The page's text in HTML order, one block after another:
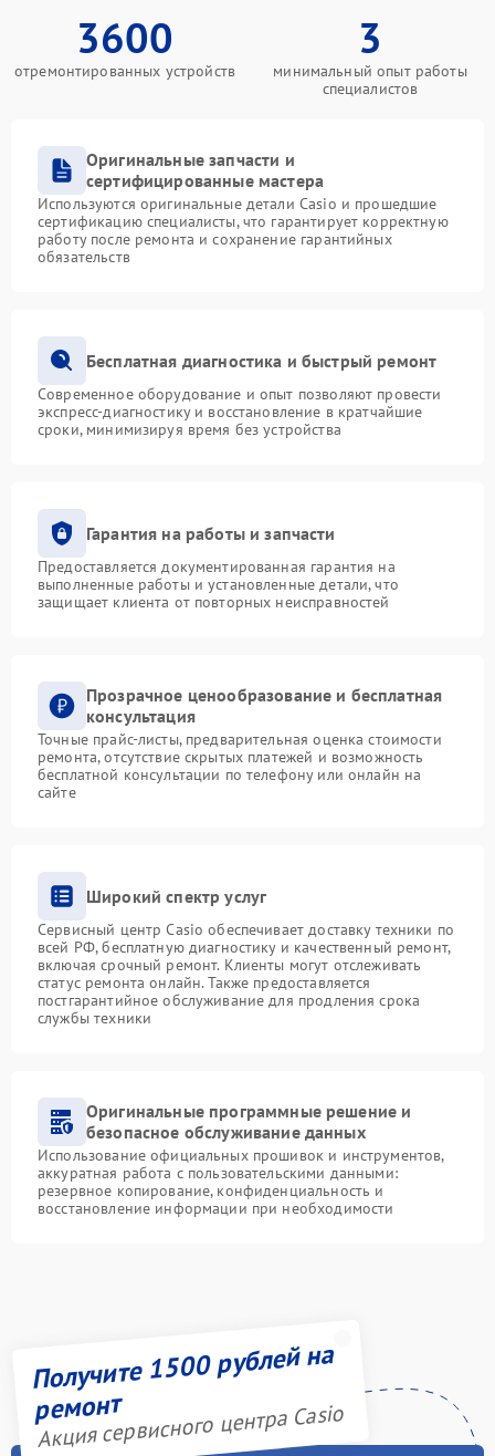
3600
отремонтированных устройств
3
минимальный опыт работы
специалистов
Оригинальные запчасти и
сертифицированные мастера
Используются оригинальные детали Casio и прошедшие
сертификацию специалисты, что гарантирует корректную
работу после ремонта и сохранение гарантийных
обязательств
Бесплатная диагностика и быстрый ремонт
Современное оборудование и опыт позволяют провести
экспресс-диагностику и восстановление в кратчайшие
сроки, минимизируя время без устройства
Гарантия на работы и запчасти
Предоставляется документированная гарантия на
выполненные работы и установленные детали, что
защищает клиента от повторных неисправностей
Прозрачное ценообразование и бесплатная
консультация
Точные прайс-листы, предварительная оценка стоимости
ремонта, отсутствие скрытых платежей и возможность
бесплатной консультации по телефону или онлайн на
сайте
Широкий спектр услуг
Сервисный центр Casio обеспечивает доставку техники по
всей РФ, бесплатную диагностику и качественный ремонт,
включая срочный ремонт. Клиенты могут отслеживать
статус ремонта онлайн. Также предоставляется
постгарантийное обслуживание для продления срока
службы техники
Оригинальные программные решение и
безопасное обслуживание данных
Использование официальных прошивок и инструментов,
аккуратная работа с пользовательскими данными:
резервное копирование, конфиденциальность и
восстановление информации при необходимости
Получите 1500 рублей на
ремонт
Акция сервисного центра Casio